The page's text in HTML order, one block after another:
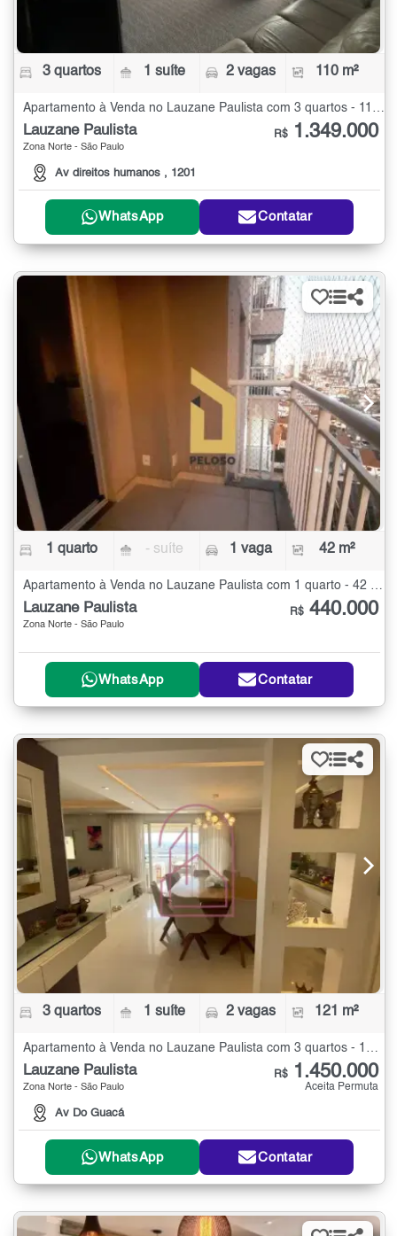
3 quartos 1 suíte 2 vagas 110 m²
Lauzane Paulista
Zona Norte - São Paulo
Av direitos humanos , 1201
R$ 1.349.000
WhatsApp Contatar
1 quarto - suíte 1 vaga 42 m²
Apartamento à Venda no Lauzane Paulista com 1 quarto - 42 m²
Lauzane Paulista
Zona Norte - São Paulo
R$ 440.000
WhatsApp Contatar
3 quartos 1 suíte 2 vagas 121 m²
Apartamento à Venda no Lauzane Paulista com 3 quartos - 121 m²
Lauzane Paulista
Zona Norte - São Paulo
Av Do Guacá
R$ 1.450.000
Aceita Permuta
WhatsApp Contatar